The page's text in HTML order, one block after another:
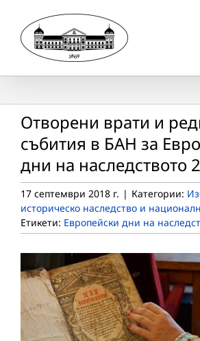
content
Отворени врати и
събития в БАН за
дни на наследството
17 септември 2018 г. | Категории:
историческо наследство и
Етикети: Европейски дни на